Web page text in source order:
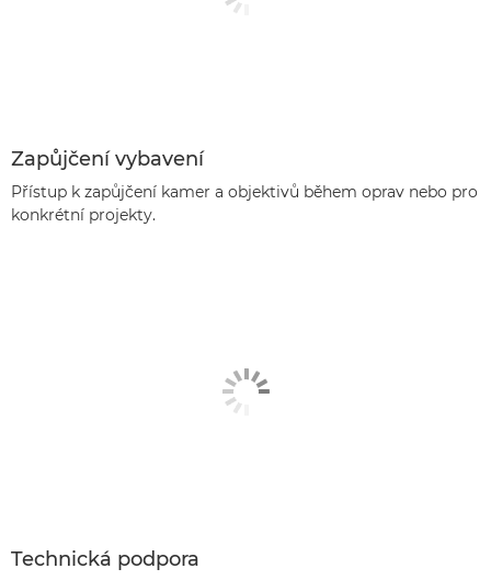
Zapůjčení vybavení
Přístup k zapůjčení kamer a objektivů během oprav nebo pro
konkrétní projekty.
Technická podpora